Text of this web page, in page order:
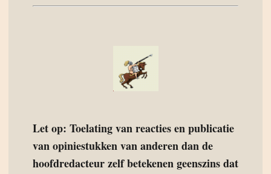
Let op: Toelating van reacties en publicatie
van opiniestukken van anderen dan de
hoofdredacteur zelf betekenen geenszins dat